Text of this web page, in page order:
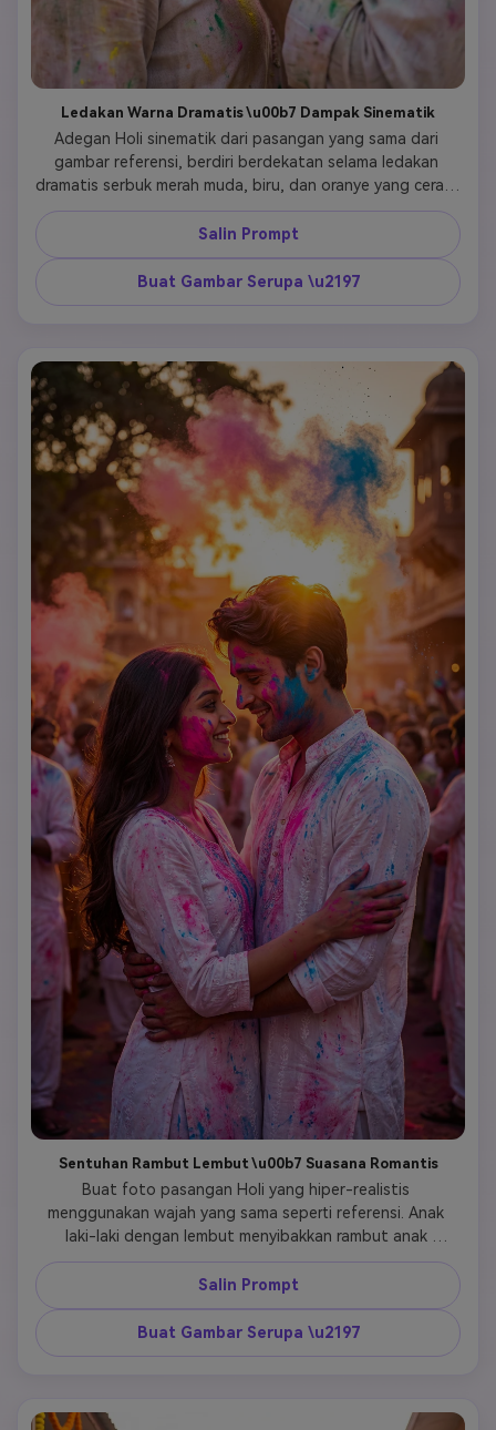
Ledakan Warna Dramatis \u00b7 Dampak Sinematik
Adegan Holi sinematik dari pasangan yang sama dari
gambar referensi, berdiri berdekatan selama ledakan
dramatis serbuk merah muda, biru, dan oranye yang cerah.
Cahaya belakang kuat yang menonjolkan siluet mereka,
partikel serbuk membeku di udara. Pakaian putih
tradisional tertutup warna. Kontak mata emosional,
ekspresi penuh kebahagiaan. Kontras tinggi, tekstur
ultra-detail, kulit realistis, 4K HDR, kedalaman bidang
Salin Prompt
Buat Gambar Serupa \u2197
Sentuhan Rambut Lembut \u00b7 Suasana Romantis
Buat foto pasangan Holi yang hiper-realistis
menggunakan wajah yang sama seperti referensi. Anak
laki-laki dengan lembut menyibakkan rambut anak
perempuan sambil mengoleskan gulal merah di pipinya.
Anak perempuan tersenyum lembut dengan mata sedikit
terpejam. Pencahayaan golden hour, cahaya sinematik,
kabut serbuk warna di latar belakang. Ultra-HD, tekstur
kulit realistis, 4K, gaya fotografi film, identitas terjaga.
Salin Prompt
Buat Gambar Serupa \u2197